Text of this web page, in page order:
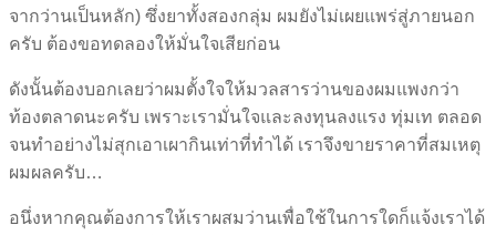
จากว่านเป็นหลัก) ซึ่งยาทั้งสองกลุ่ม ผมยังไม่เผยแพร่สู่ภายนอก
ครับ ต้องขอทดลองให้มั่นใจเสียก่อน
ดังนั้นต้องบอกเลยว่าผมตั้งใจให้มวลสารว่านของผมแพงกว่า
ท้องตลาดนะครับ เพราะเรามั่นใจและลงทุนลงแรง ทุ่มเท ตลอด
จนทำอย่างไม่สุกเอาเผากินเท่าที่ทำได้ เราจึงขายราคาที่สมเหตุ
ผมผลครับ…
อนึ่งหากคุณต้องการให้เราผสมว่านเพื่อใช้ในการใดก็แจ้งเราได้